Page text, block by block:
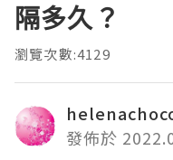
隔多久？
瀏覽次數:4129
發佈於